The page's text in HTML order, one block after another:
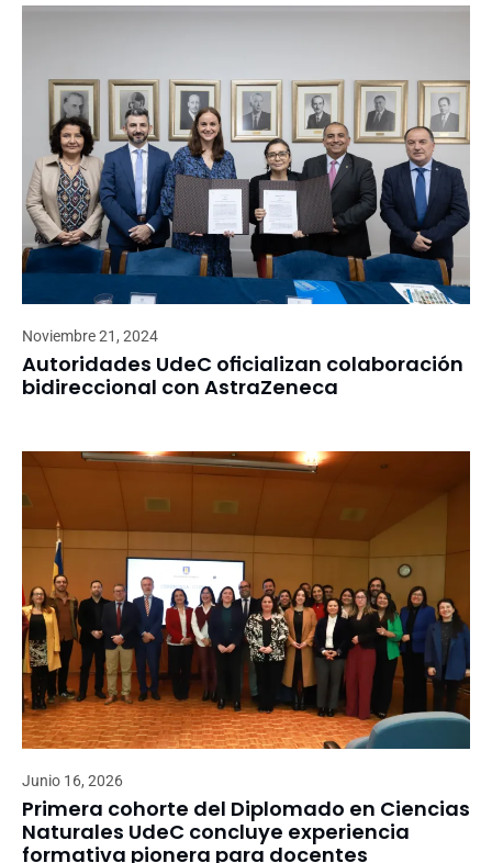
Noviembre 21, 2024
Autoridades UdeC oficializan colaboración
bidireccional con AstraZeneca
Junio 16, 2026
Primera cohorte del Diplomado en Ciencias
Naturales UdeC concluye experiencia
formativa pionera para docentes